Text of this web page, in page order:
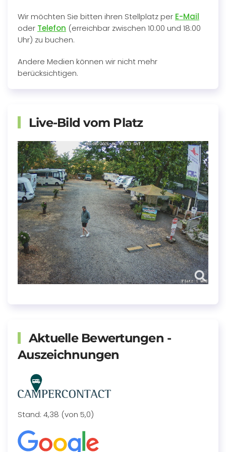
Wir möchten Sie bitten ihren Stellplatz per E-Mail
oder Telefon (erreichbar zwischen 10:00 und 18:00
Uhr) zu buchen.
Andere Medien können wir nicht mehr
berücksichtigen.
Live-Bild vom Platz
Aktuelle Bewertungen -
Auszeichnungen
Stand: 4,38 (von 5,0)